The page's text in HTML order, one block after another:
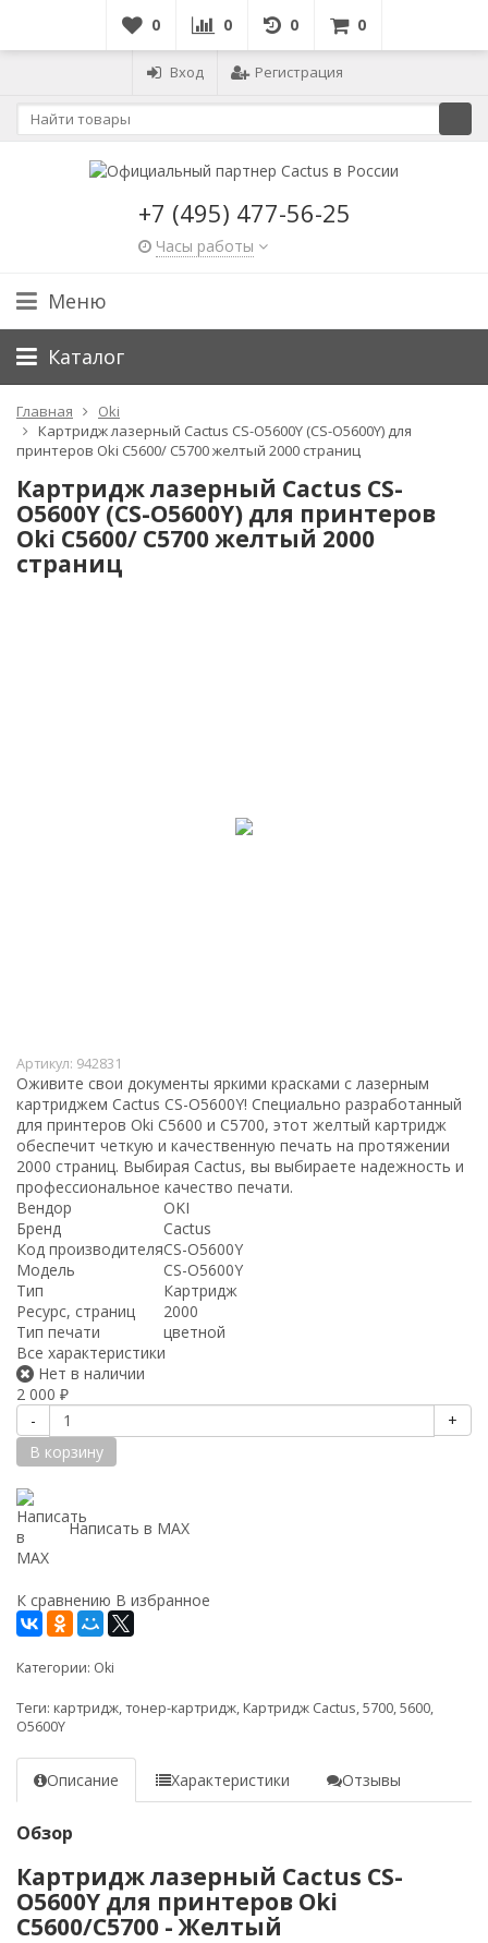
0 0 0 0
Вход Регистрация
+7 (495) 477-56-25
Часы работы
Меню
Каталог
Главная
Oki
Картридж лазерный Cactus CS-O5600Y (CS-O5600Y) для
принтеров Oki C5600/ C5700 желтый 2000 страниц
Картридж лазерный Cactus CS-
O5600Y (CS-O5600Y) для принтеров
Oki C5600/ C5700 желтый 2000
страниц
Артикул: 942831
Оживите свои документы яркими красками с лазерным
картриджем Cactus CS-O5600Y! Специально разработанный
для принтеров Oki C5600 и C5700, этот желтый картридж
обеспечит четкую и качественную печать на протяжении
2000 страниц. Выбирая Cactus, вы выбираете надежность и
профессиональное качество печати.
Вендор
OKI
Бренд
Cactus
Код производителяCS-O5600Y
Модель
CS-O5600Y
Тип
Картридж
Ресурс, страниц
2000
Тип печати
цветной
Все характеристики
Нет в наличии
2 000 ₽
-
+
В корзину
Написать в MAX
К сравнению В избранное
Категории: Oki
Теги: картридж,тонер-картридж, Картридж Cactus,5700,5600,
O5600Y
Описание Характеристики Отзывы
Обзор
Картридж лазерный Cactus CS-
O5600Y для принтеров Oki
C5600/C5700 - Желтый